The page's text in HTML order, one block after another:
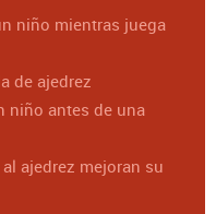
niño mientras juega
de ajedrez
niño antes de una
ajedrez mejoran su